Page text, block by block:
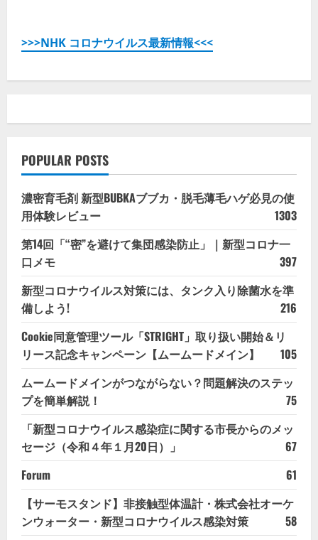
>>>NHK コロナウイルス最新情報<<<
POPULAR POSTS
濃密育毛剤 新型BUBKAブブカ・脱毛薄毛ハゲ必見の使
用体験レビュー
1303
第14回「“密”を避けて集団感染防止」｜新型コロナ一
口メモ
397
新型コロナウイルス対策には、タンク入り除菌水を準
備しよう!
216
Cookie同意管理ツール「STRIGHT」取り扱い開始＆リ
リース記念キャンペーン【ムームードメイン】
105
ムームードメインがつながらない？問題解決のステッ
プを簡単解説！
75
「新型コロナウイルス感染症に関する市長からのメッ
セージ（令和４年１月20日）」
67
Forum
61
【サーモスタンド】非接触型体温計・株式会社オーケ
ンウォーター・新型コロナウイルス感染対策
58